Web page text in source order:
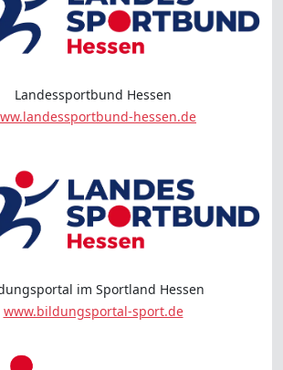
Landessportbund Hessen
hessen.de
im Sportland Hessen
www.bildungsportal-sport.de